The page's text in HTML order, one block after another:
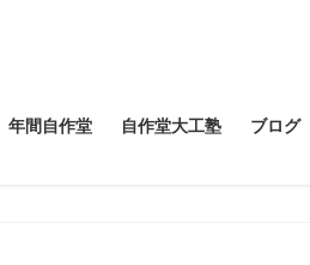
年間自作堂 自作堂大工塾 ブログ